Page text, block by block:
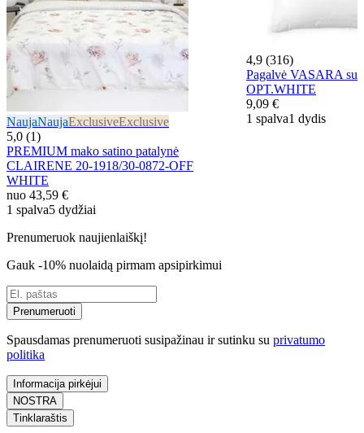
NaujaNaujaExclusiveExclusive
5,0 (1)
PREMIUM mako satino patalynė
CLAIRENE 20-1918/30-0872-OFF
WHITE
nuo 43,59 €
1 spalva5 dydžiai
4,9 (316)
Pagalvė VASARA su
OPT.WHITE
9,09 €
1 spalva1 dydis
Prenumeruok naujienlaiškį!
Gauk -10% nuolaidą pirmam apsipirkimui
Prenumeruoti
Spausdamas prenumeruoti susipažinau ir sutinku su privatumo
politika
Informacija pirkėjui
NOSTRA
Tinklaraštis